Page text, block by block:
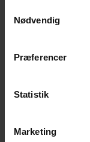
Nødvendig
Præferencer
Statistik
Marketing
01.08.2026